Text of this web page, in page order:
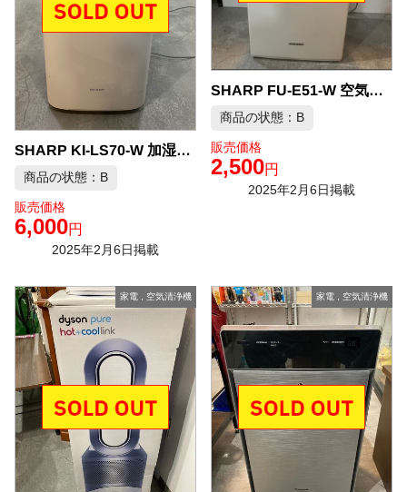
SHARP KI-LS70-W 加湿空気清浄機 中古品販売
商品の状態：B
販売価格
6,000円
2025年2月6日掲載
SHARP FU-E51-W 空気清浄機 中古品販売
商品の状態：B
販売価格
2,500円
2025年2月6日掲載
家電, 空気清浄機 家電 空気清浄機